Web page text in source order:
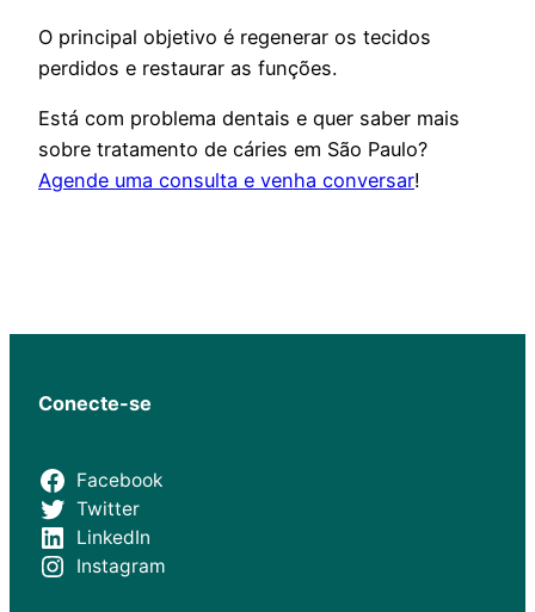
O principal objetivo é regenerar os tecidos
perdidos e restaurar as funções.
Está com problema dentais e quer saber mais
sobre tratamento de cáries em São Paulo?
Agende uma consulta e venha conversar!
Conecte-se
Facebook
Twitter
LinkedIn
Instagram